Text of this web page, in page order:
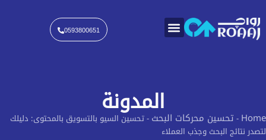
إلى
المحتوى
0593800651
المدونة Home
- تحسين محركات البحث -تحسين السيو بالتسويق بالمحتوى: دليلك
لتصدر نتائج البحث وجذب العملاء